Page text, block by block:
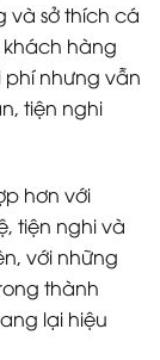
và sở thích cá
khách hàng
phí nhưng vẫn
tiện nghi
hơn với
tiện nghi và
với những
thành
lại hiệu